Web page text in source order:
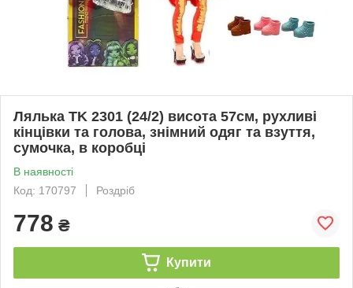
Лялька TK 2301 (24/2) висота 57см, рухливі
кінцівки та голова, знімний одяг та взуття,
сумочка, в коробці
В наявності
Код: 170797
Роздріб
778 ₴
Купити